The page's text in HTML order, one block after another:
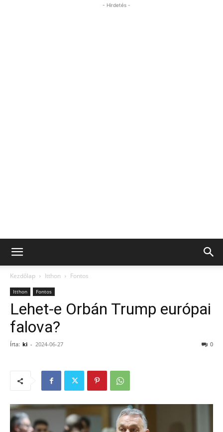
- Hirdetés -
Kezdőlap Itthon Fontos
Itthon Fontos
Lehet-e Orbán Trump európai
falova?
Írta: ki - 2024-06-27 0